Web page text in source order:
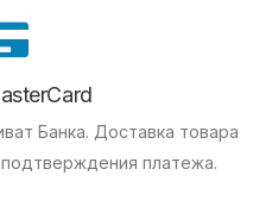
Банка. Доставка товара
платежа.